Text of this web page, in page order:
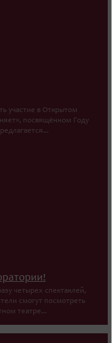
участие в Открытом
посвящённом Году
четырех спектаклей,
смогут посмотреть
театре...